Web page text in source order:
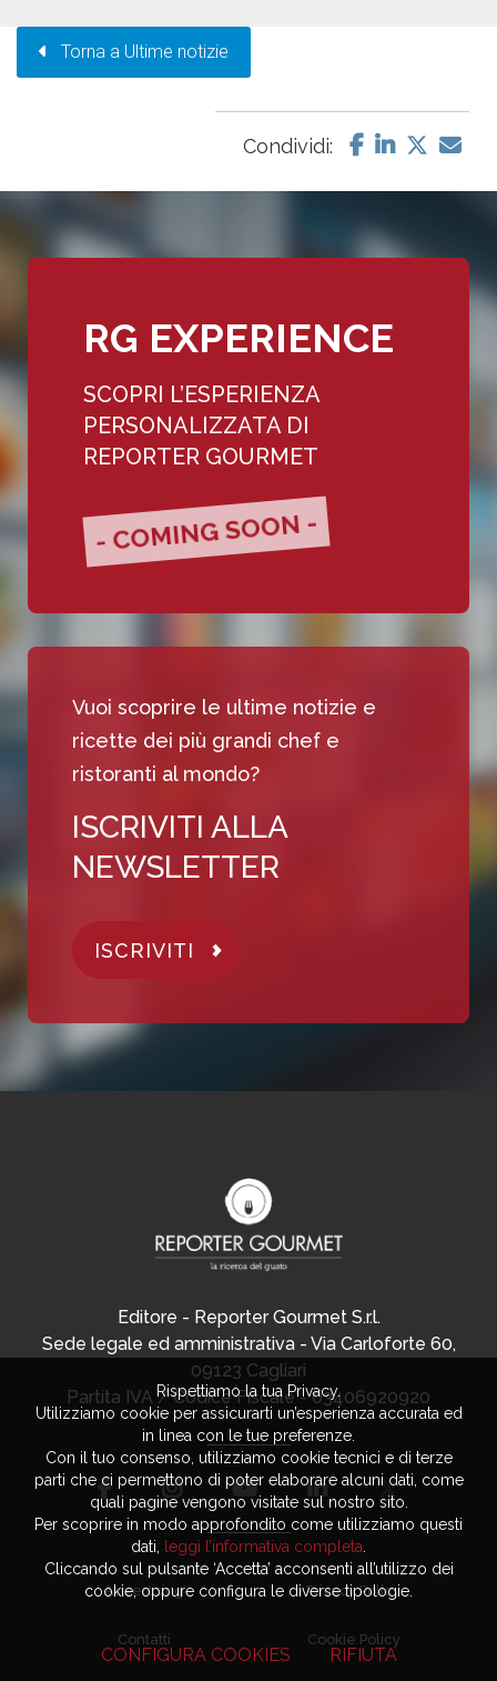
Torna a Ultime notizie
Condividi:
RG EXPERIENCE
SCOPRI L’ESPERIENZA
PERSONALIZZATA DI
REPORTER GOURMET
- COMING SOON -
Vuoi scoprire le ultime notizie e
ricette dei più grandi chef e
ristoranti al mondo?
ISCRIVITI ALLA
NEWSLETTER
ISCRIVITI
Editore - Reporter Gourmet S.r.l.
Sede legale ed amministrativa - Via Carloforte 60,
09123 Cagliari
Partita IVA / Codice Fiscale - 03406920920
Advertising
Contatti
Privacy Policy
Cookie Policy
Rispettiamo la tua Privacy.
Utilizziamo cookie per assicurarti un’esperienza accurata ed
in linea con le tue preferenze.
Con il tuo consenso, utilizziamo cookie tecnici e di terze
parti che ci permettono di poter elaborare alcuni dati, come
quali pagine vengono visitate sul nostro sito.
Per scoprire in modo approfondito come utilizziamo questi
dati,
leggi l’informativa completa
Cliccando sul pulsante ‘Accetta’ acconsenti all’utilizzo dei
cookie, oppure configura le diverse tipologie.
CONFIGURA COOKIES RIFIUTA